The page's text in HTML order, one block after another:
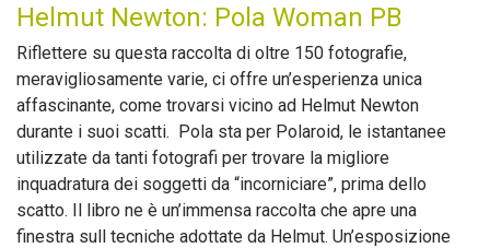
Helmut Newton: Pola Woman PB
Riflettere su questa raccolta di oltre 150 fotografie,
meravigliosamente varie, ci offre un’esperienza unica
affascinante, come trovarsi vicino ad Helmut Newton
durante i suoi scatti. Pola sta per Polaroid, le istantanee
utilizzate da tanti fotografi per trovare la migliore
inquadratura dei soggetti da “incorniciare”, prima dello
scatto. Il libro ne è un’immensa raccolta che apre una
finestra sull tecniche adottate da Helmut. Un’esposizione